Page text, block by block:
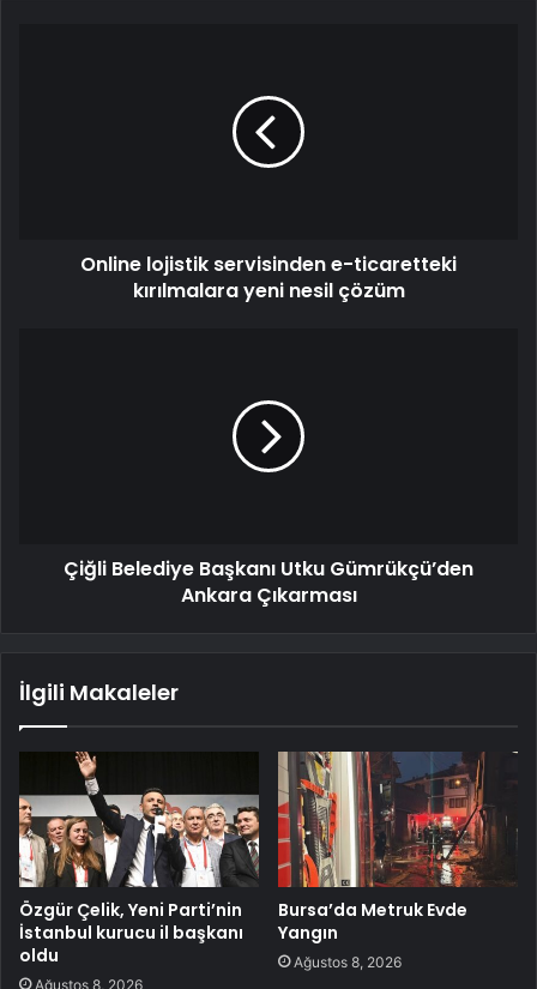
Online lojistik servisinden e-ticaretteki
kırılmalara yeni nesil çözüm
Çiğli Belediye Başkanı Utku Gümrükçü’den
Ankara Çıkarması
İlgili Makaleler
Özgür Çelik, Yeni Parti’nin
İstanbul kurucu il başkanı
oldu
Ağustos 8, 2026
Bursa’da Metruk Evde
Yangın
Ağustos 8, 2026